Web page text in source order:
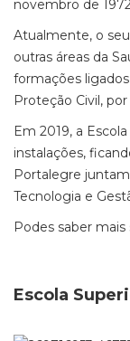
novembro de
Atualmente, o
outras áreas da
formações
Proteção Civil,
Em 2019, a
instalações,
Portalegre
Tecnologia e
Podes saber mais
Escola